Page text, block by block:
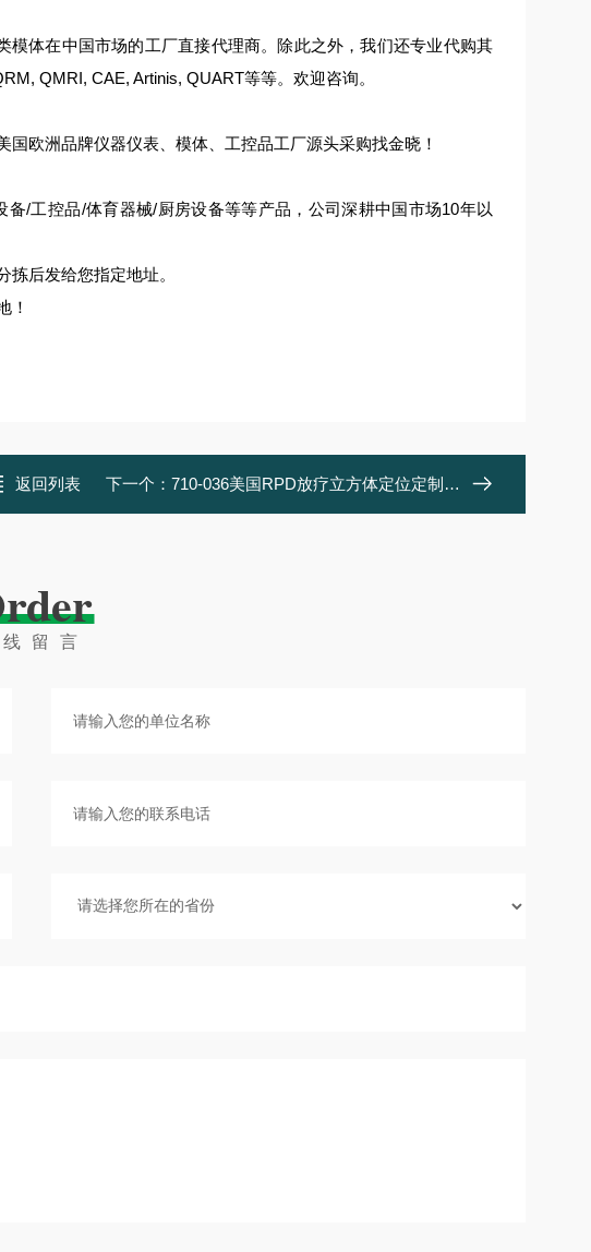
模体在中国市场的工厂直接代理商。除此之外，我们还专业代购其
QMRI, CAE, Artinis, QUART等等。欢迎咨询。
欧洲品牌仪器仪表、模体、工控品工厂源头采购找金晓！
/工控品/体育器械/厨房设备等等产品，公司深耕中国市场10年以
后发给您指定地址。
！
返回列表 下一个： 710-036美国RPD放疗立方体定位定制模体
留言